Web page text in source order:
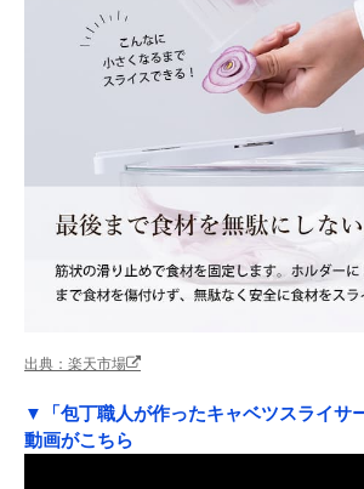
出典：楽天市場
▼「包丁職人が作ったキャベツスライサ
動画がこちら